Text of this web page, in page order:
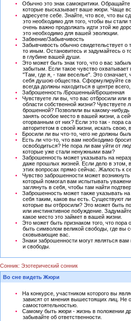
Обычно это знак самокритики.
которые высказывает ваше жюри. Чаще
адресуете себе. Знайте, что все, что вы
это необходимо для того, чтобы вы стали
очень важно продолжать идти этой же
это необходимо для вашей эволюции.
Забвение/Забывчивость
Забывчивость обычно свидетельствует
то иным. Остановитесь и задумайтесь о
в глубине вашей души.
Это может быть знак того, что о вас
забытым. Если такое чувство охватывает
"Там, где я, - там веселье". Это означает,
себя душою общества. Сформулируйте
всегда должны находиться в центре
Заброшенность /Брошенный/Брошенная
Чувствуете ли вы, что вас отбросили или
области собственной жизни?
брошенной? Позволили вы какому-нибудь
занять особое место в вашей жизни, а
оторванным от них? Если это так - пора
авторитетом в своей жизни, искать свою,
Бросили ли вы что-то, чего не должны
Есть ли что-то, что вам необходимо
освободиться? Не пора ли вам уйти от
которые уже стали ненужными вам?
Заброшенность может указывать на
даже прошлых жизней. Если дело в этом,
этих вопросах прямо сейчас. Жалость к
Чувство заброшенности может
который помогал вам испытывать
заглянуть в себя, чтобы там найти
Заброшенность может также указывать
себя таким, каков вы есть. Существуют
которые вы отбросили? Это может быть
или инстинктивное побуждение.
какое место это займет в вашей жизни.
Это может быть признаком того, что пора
быть символом великой свободы, где вы
сковывающие вас.
Знаки заброшенности могут являться
и свободы.
Сонник: Эзотерический сонник
Во сне видеть Жюри
На конкурсе, участником которого вы
зависят от мнения вышестоящих лиц. Не
самостоятельностью.
Самому быть жюри - жизнь в положении
забывайте об ответственности.